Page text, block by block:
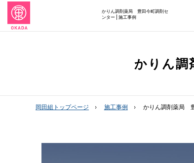
かりん調剤薬局 豊田今町調剤セ
ンター | 施工事例
かりん
岡田組トップページ 施工事例 かりん調剤薬局